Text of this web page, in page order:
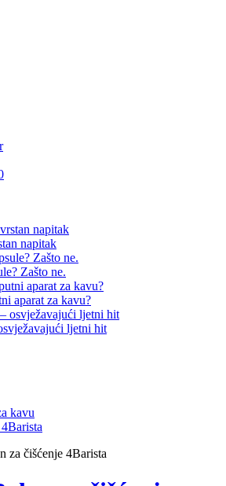
napitak
Zašto ne.
aparat za kavu?
ljetni hit
kavu